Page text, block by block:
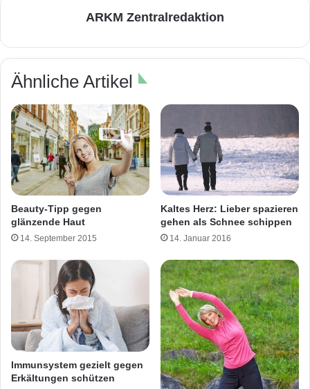
ARKM Zentralredaktion
Ähnliche Artikel
Beauty-Tipp gegen
glänzende Haut
14. September 2015
Kaltes Herz: Lieber spazieren
gehen als Schnee schippen
14. Januar 2016
Immunsystem gezielt gegen
Erkältungen schützen